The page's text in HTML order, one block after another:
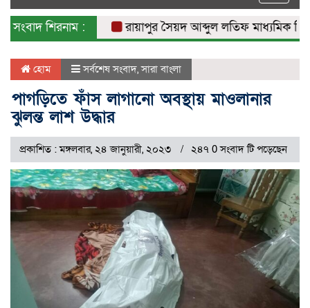
সংবাদ শিরনাম :
রায়াপুর সৈয়দ আব্দুল লতিফ মাধ্যমিক
হোম সর্বশেষ সংবাদ,সারা বাংলা
পাগড়িতে ফাঁস লাগানো অবস্থায় মাওলানার
ঝুলন্ত লাশ উদ্ধার
প্রকাশিত : মঙ্গলবার, ২৪ জানুয়ারী, ২০২৩ ২৪৭ 0 সংবাদ টি পড়েছেন